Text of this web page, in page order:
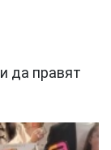
да правят